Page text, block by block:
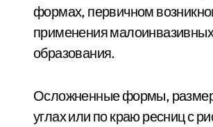
формах, первичном
применения
образования.
Осложненные формы,
углах или по краю ресниц с